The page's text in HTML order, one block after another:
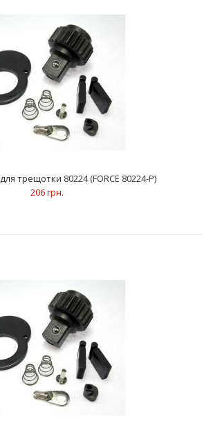
трещотки 802223 (FORCE 802223-P)
..
трещотки 80224 (FORCE 80224-P)
206 грн.